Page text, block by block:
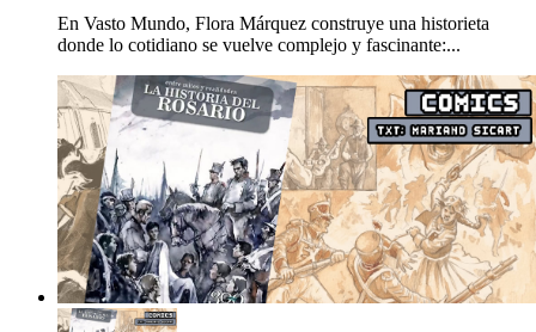
En Vasto Mundo, Flora Márquez construye una historieta
donde lo cotidiano se vuelve complejo y fascinante:...